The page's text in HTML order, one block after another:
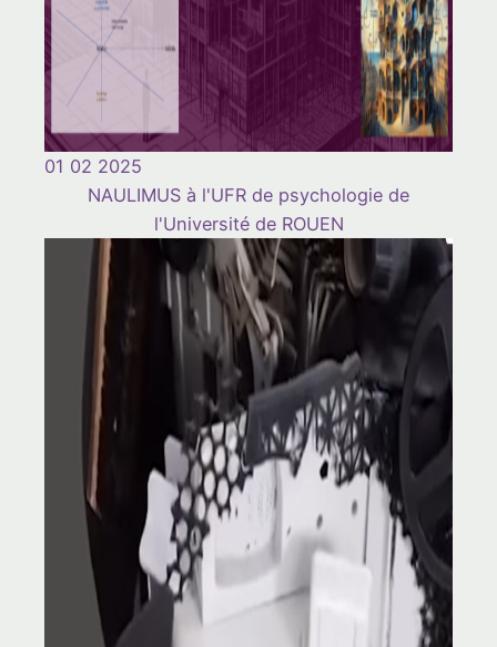
01 02 2025
NAULIMUS à l'UFR de psychologie de
l'Université de ROUEN